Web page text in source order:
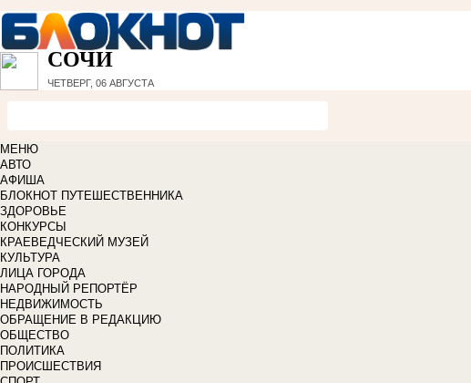
СОЧИ
ЧЕТВЕРГ, 06 АВГУСТА
МЕНЮ
АВТО
АФИША
БЛОКНОТ ПУТЕШЕСТВЕННИКА
ЗДОРОВЬЕ
КОНКУРСЫ
КРАЕВЕДЧЕСКИЙ МУЗЕЙ
КУЛЬТУРА
ЛИЦА ГОРОДА
НАРОДНЫЙ РЕПОРТЁР
НЕДВИЖИМОСТЬ
ОБРАЩЕНИЕ В РЕДАКЦИЮ
ОБЩЕСТВО
ПОЛИТИКА
ПРОИСШЕСТВИЯ